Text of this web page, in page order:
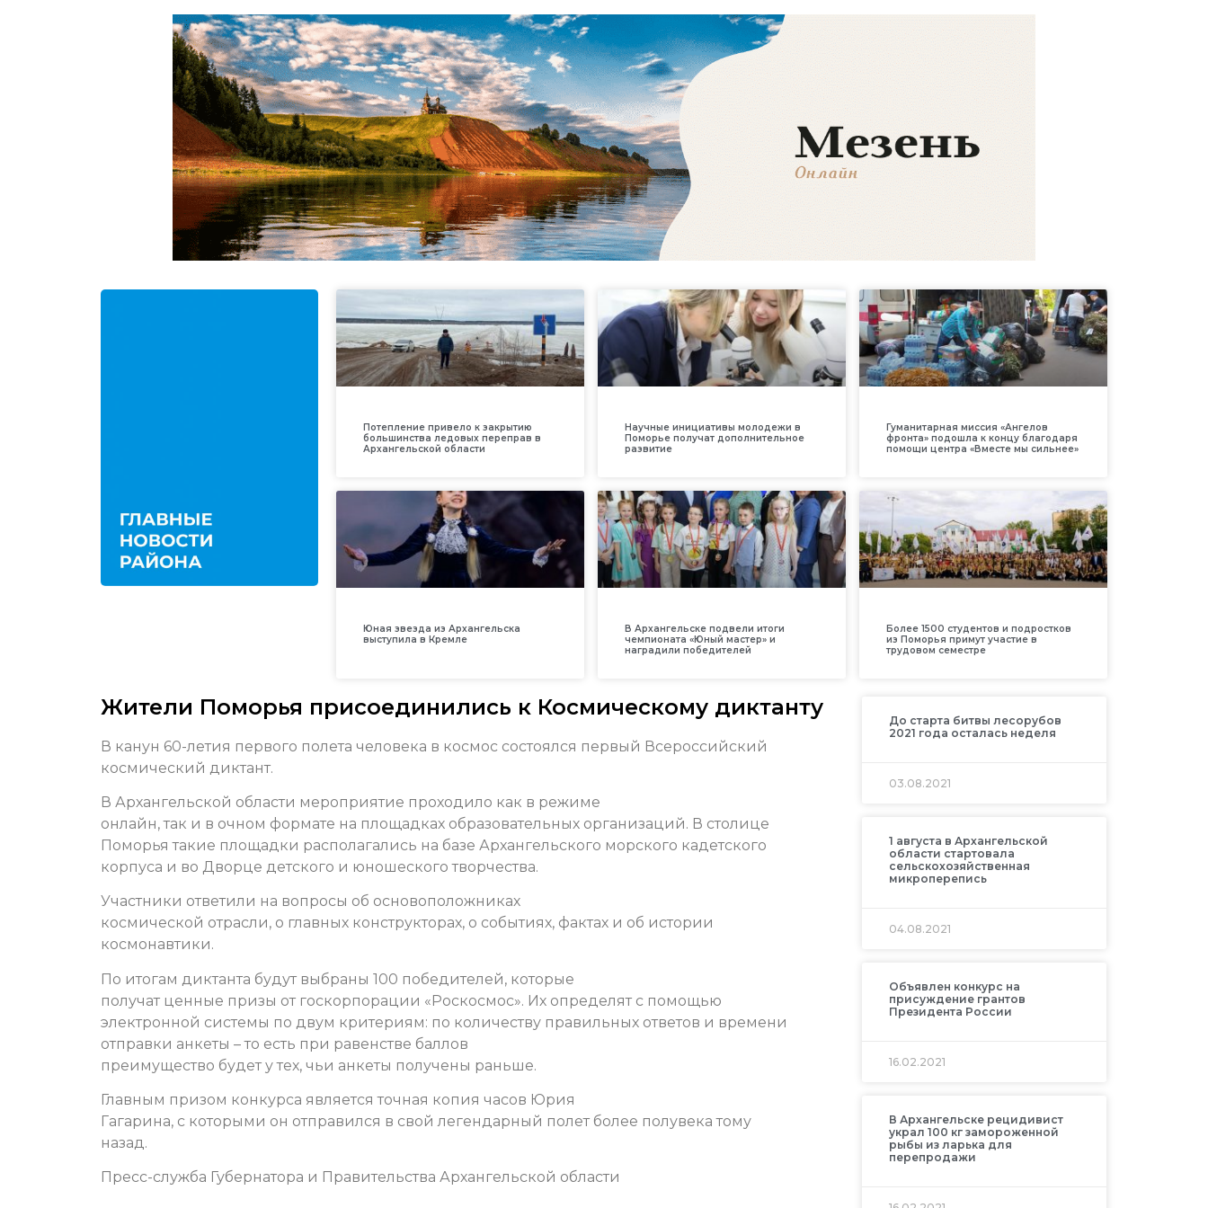
Потепление привело к закрытию
большинства ледовых переправ в
Архангельской области
Научные инициативы молодежи в
Поморье получат дополнительное
развитие
Гуманитарная миссия «Ангелов
фронта» подошла к концу благодаря
помощи центра «Вместе мы сильнее»
Юная звезда из Архангельска
выступила в Кремле
В Архангельске подвели итоги
чемпионата «Юный мастер» и
наградили победителей
Более 1500 студентов и подростков
из Поморья примут участие в
трудовом семестре
Жители Поморья присоединились к Космическому диктанту
В канун 60-летия первого полета человека в космос состоялся первый Всероссийский
космический диктант.
В Архангельской области мероприятие проходило как в режиме
онлайн, так и в очном формате на площадках образовательных организаций. В столице
Поморья такие площадки располагались на базе Архангельского морского кадетского
корпуса и во Дворце детского и юношеского творчества.
Участники ответили на вопросы об основоположниках
космической отрасли, о главных конструкторах, о событиях, фактах и об истории
космонавтики.
По итогам диктанта будут выбраны 100 победителей, которые
получат ценные призы от госкорпорации «Роскосмос». Их определят с помощью
электронной системы по двум критериям: по количеству правильных ответов и времени
отправки анкеты – то есть при равенстве баллов
преимущество будет у тех, чьи анкеты получены раньше.
Главным призом конкурса является точная копия часов Юрия
Гагарина, с которыми он отправился в свой легендарный полет более полувека тому
назад.
Пресс-служба Губернатора и Правительства Архангельской области
До старта битвы лесорубов
2021 года осталась неделя
03.08.2021
1 августа в Архангельской
области стартовала
сельскохозяйственная
микроперепись
04.08.2021
Объявлен конкурс на
присуждение грантов
Президента России
16.02.2021
В Архангельске рецидивист
украл 100 кг замороженной
рыбы из ларька для
перепродажи